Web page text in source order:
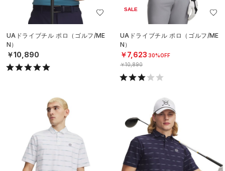
UAドライブチル ポロ（ゴルフ/ME
N）
￥10,890
SALE
UAドライブチル ポロ（ゴルフ/ME
N）
￥7,623 30%OFF
￥10,890